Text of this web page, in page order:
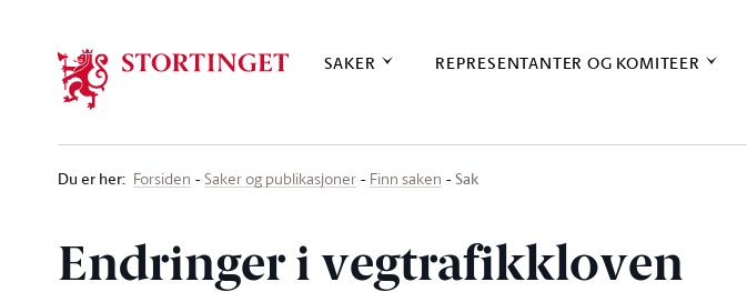
SAKER REPRESENTANTER OG KOMITEER
Du er her: Forsiden Saker og publikasjoner Finn saken Sak
Endringer i vegtrafikkloven